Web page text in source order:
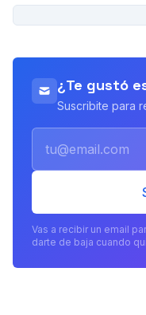
¿Te gustó
Suscribite para
Vas a recibir un email
darte de baja cuando